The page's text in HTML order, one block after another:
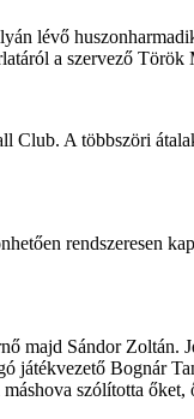
lévő
a szervező Török
A többszöri
rendszeresen
Sándor Zoltán.
játékvezető
szólította